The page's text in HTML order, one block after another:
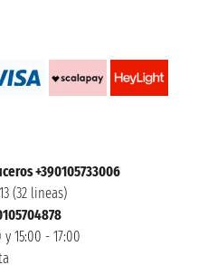
+390105733006
(32 lineas)
15:00 - 17:00